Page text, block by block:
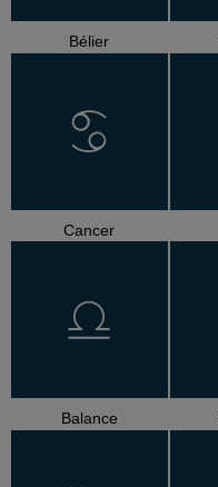
Bélier
Cancer
Balance